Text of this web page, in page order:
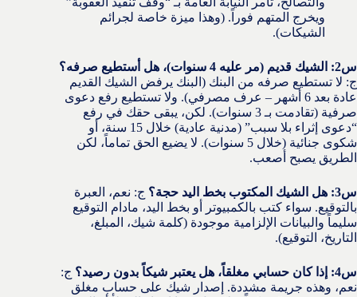
ويخرج المتهم فوراً. (وهذا ميزة خاصة لجرائم
الشيكات).
س2: الشيك قديم (مر عليه 4 سنوات)، هل أستطيع صرفه؟
ج: لا تستطيع صرفه من البنك (البنك يرفض الشيك القديم
عادة بعد 6 أشهر – عرف مصرفي). ولا تستطيع رفع دعوى
صرفية (تقادمت بـ 3 سنوات). لكن، يبقى حقك في رفع
“دعوى إثراء بلا سبب” (مدنية عادية) خلال 15 سنة، أو
شكوى جنائية (خلال 5 سنوات). لا يضيع الحق تماماً، لكن
الطريق يصبح أصعب.
س3: هل الشيك المكتوب بخط اليد حجة؟
ج: نعم، العبرة
بالتوقيع. سواء كتب بالكمبيوتر أو بخط اليد، مادام التوقيع
سليماً والبيانات الإلزامية موجودة (كلمة شيك، المبلغ،
التاريخ، التوقيع).
س4: إذا كان حسابي مغلقاً، هل يعتبر شيكاً بدون رصيد؟
ج:
نعم، وهذه جريمة مشددة. إصدار شيك على حساب مغلق